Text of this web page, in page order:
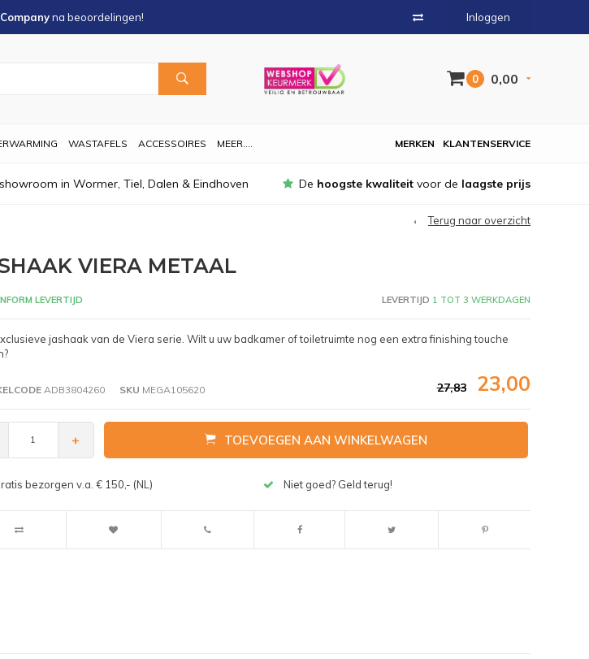
na beoordelingen! Inloggen
0 0,00
WASTAFELS ACCESSOIRES MEER.... KLANTENSERVICE
MERKEN
in Wormer, Tiel, Dalen & Eindhoven De hoogste kwaliteit voor de laagste prijs
Terug naar overzicht
VIERA METAAL
LEVERTIJD LEVERTIJD 1 TOT 3 WERKDAGEN
jashaak van de Viera serie. Wilt u uw badkamer of toiletruimte nog een extra finishing touche
ADB3804260 SKU MEGA105620 27,83 23,00
+ TOEVOEGEN AAN WINKELWAGEN
bezorgen v.a. € 150,- (NL) Niet goed? Geld terug!